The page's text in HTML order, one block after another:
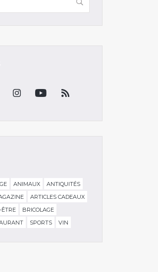
ANIMAUX
ANTIQUITÉS
ARTICLES CADEAUX
BRICOLAGE
SPORTS VIN